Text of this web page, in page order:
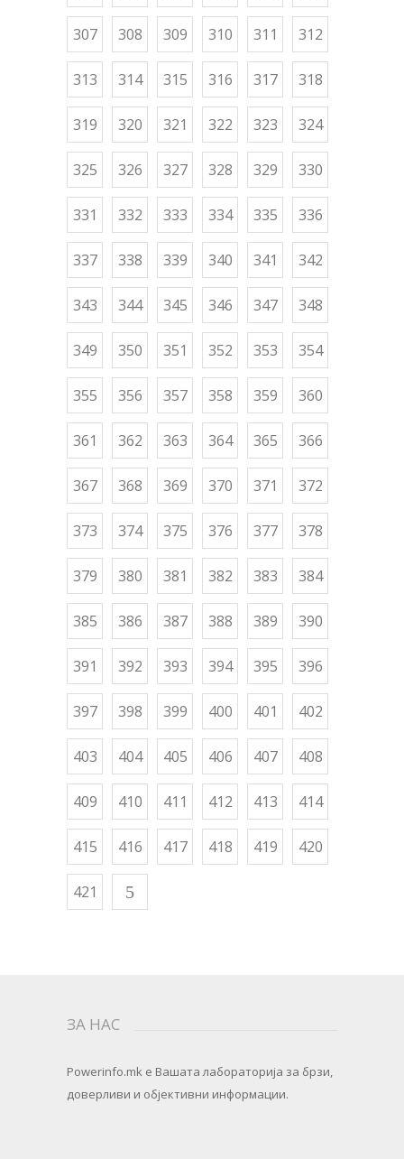
307 308 309 310 311 312
313 314 315 316 317 318
319 320 321 322 323 324
325 326 327 328 329 330
331 332 333 334 335 336
337 338 339 340 341 342
343 344 345 346 347 348
349 350 351 352 353 354
355 356 357 358 359 360
361 362 363 364 365 366
367 368 369 370 371 372
373 374 375 376 377 378
379 380 381 382 383 384
385 386 387 388 389 390
391 392 393 394 395 396
397 398 399 400 401 402
403 404 405 406 407 408
409 410 411 412 413 414
415 416 417 418 419 420
421
ЗА НАС
Powerinfo.mk e Вашата лабораторија за брзи,
доверливи и објективни информации.